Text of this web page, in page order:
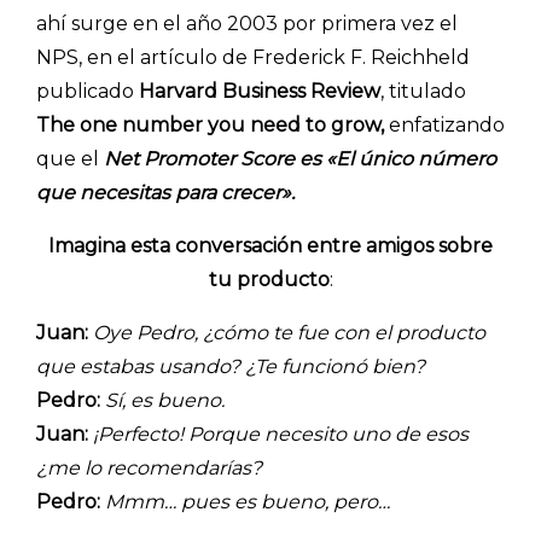
ahí surge en el año 2003 por primera vez el
NPS, en el artículo de Frederick F. Reichheld
publicado Harvard Business Review, titulado
The one number you need to grow,enfatizando
que el
Net Promoter Score es «El único número
que necesitas para crecer».
Imagina esta conversación entre amigos sobre
tu producto:
Juan: Oye Pedro, ¿cómo te fue con el producto
que estabas usando? ¿Te funcionó bien?
Pedro: Sí, es bueno.
Juan: ¡Perfecto! Porque necesito uno de esos
¿me lo recomendarías?
Pedro: Mmm… pues es bueno, pero…